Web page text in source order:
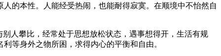
本性。人能经受热闹，也能耐得寂寞。在顺境中不怡然自
人攀比，经常处于思想放松状态，遇事想得开，生活有规
等身外之物所困，求得内心的平衡和自由。